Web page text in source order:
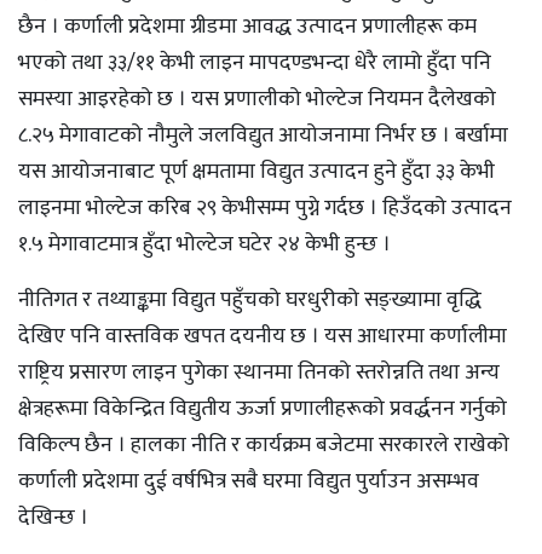
छैन । कर्णाली प्रदेशमा ग्रीडमा आवद्ध उत्पादन प्रणालीहरू कम
भएको तथा ३३/११ केभी लाइन मापदण्डभन्दा धेरै लामो हुँदा पनि
समस्या आइरहेको छ । यस प्रणालीको भोल्टेज नियमन दैलेखको
८.२५ मेगावाटको नौमुले जलविद्युत आयोजनामा निर्भर छ । बर्खामा
यस आयोजनाबाट पूर्ण क्षमतामा विद्युत उत्पादन हुने हुँदा ३३ केभी
लाइनमा भोल्टेज करिब २९ केभीसम्म पुग्ने गर्दछ । हिउँदको उत्पादन
१.५ मेगावाटमात्र हुँदा भोल्टेज घटेर २४ केभी हुन्छ ।
नीतिगत र तथ्याङ्कमा विद्युत पहुँचको घरधुरीको सङ्ख्यामा वृद्धि
देखिए पनि वास्तविक खपत दयनीय छ । यस आधारमा कर्णालीमा
राष्ट्रिय प्रसारण लाइन पुगेका स्थानमा तिनको स्तरोन्नति तथा अन्य
क्षेत्रहरूमा विकेन्द्रित विद्युतीय ऊर्जा प्रणालीहरूको प्रवर्द्धनन गर्नुको
विकिल्प छैन । हालका नीति र कार्यक्रम बजेटमा सरकारले राखेको
कर्णाली प्रदेशमा दुई वर्षभित्र सबै घरमा विद्युत पुर्याउन असम्भव
देखिन्छ ।